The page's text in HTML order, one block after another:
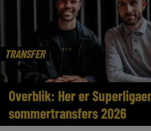
TRANSFER
Overblik: Her er
sommertransfers 2026